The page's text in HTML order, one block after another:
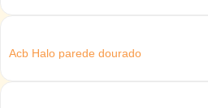
Acb Halo parede dourado